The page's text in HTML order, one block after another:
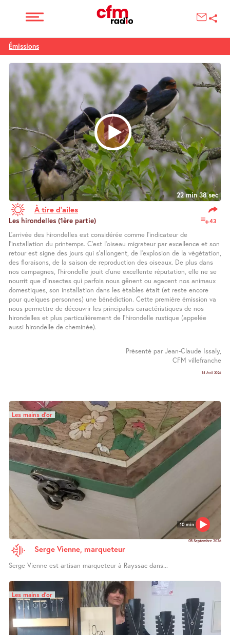
Émissions
22 min 38 sec
À tire d’ailes
43
Les hirondelles (1ère partie)
L’arrivée des hirondelles est considérée comme l’indicateur de
l’installation du printemps. C’est l’oiseau migrateur par excellence et son
retour est signe des jours qui s’allongent, de l’explosion de la végétation,
des floraisons, de la saison de reproduction des oiseaux. De plus dans
nos campagnes, l’hirondelle jouit d’une excellente réputation, elle ne se
nourrit que d’insectes qui parfois nous gênent ou agacent nos animaux
domestiques, son installation dans les étables était (et reste encore
pour quelques personnes) une bénédiction. Cette première émission va
nous permettre de découvrir les principales caractéristiques de nos
hirondelles et plus particulièrement de l’hirondelle rustique (appelée
aussi hirondelle de cheminée).
Présenté par Jean-Claude Issaly,
CFM villefranche
14 Avril 2026
10 min
Les mains d’or
05 Septembre 2026
Serge Vienne, marqueteur
Serge Vienne est artisan marqueteur à Rayssac dans...
Les mains d’or